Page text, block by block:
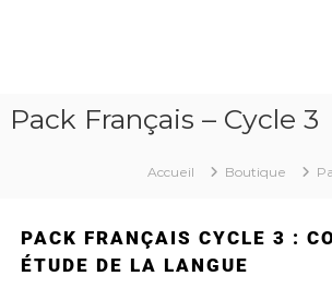
les
Pack Français – Cycle 3
Accueil Boutique
PACK FRANÇAIS CYCLE 3 :
ÉTUDE DE LA LANGUE